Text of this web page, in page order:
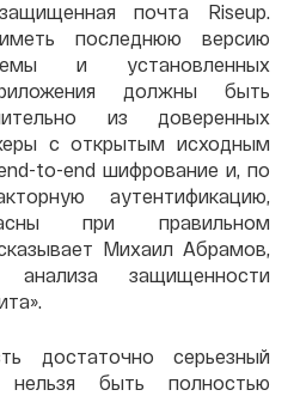
почта Riseup.
последнюю версию
и установленных
должны быть
из доверенных
с открытым исходным
to-end шифрование и, по
аутентификацию,
при правильном
Михаил Абрамов,
анализа защищенности
достаточно серьезный
нельзя быть полностью